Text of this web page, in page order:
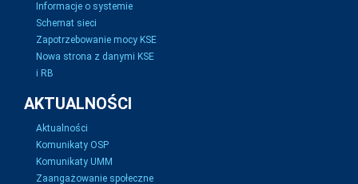
Informacje o systemie
Schemat sieci
Zapotrzebowanie mocy KSE
Nowa strona z danymi KSE
i RB
AKTUALNOŚCI
Aktualności
Komunikaty OSP
Komunikaty UMM
Zaangażowanie społeczne